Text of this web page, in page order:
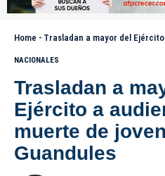
Home - Trasladan a mayor del Ejército a
NACIONALES
Trasladan a
Ejército a
muerte de
Guandules